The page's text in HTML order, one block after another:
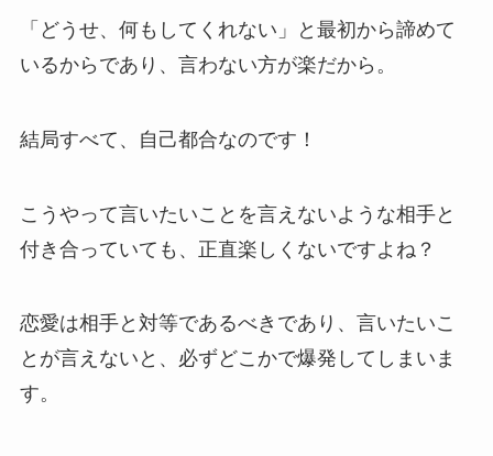
「どうせ、何もしてくれない」と最初から諦めて
いるからであり、言わない方が楽だから。
結局すべて、自己都合なのです！
こうやって言いたいことを言えないような相手と
付き合っていても、正直楽しくないですよね？
恋愛は相手と対等であるべきであり、言いたいこ
とが言えないと、必ずどこかで爆発してしまいま
す。